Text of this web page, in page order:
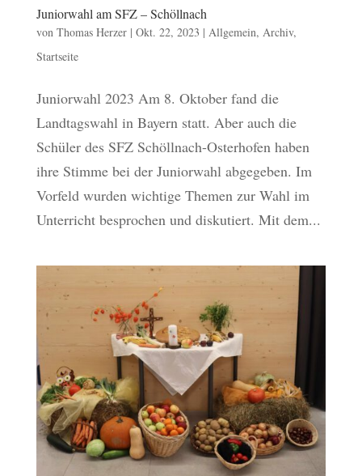
Juniorwahl am SFZ – Schöllnach
von Thomas Herzer| Okt. 22, 2023 | Allgemein, Archiv,
Startseite
Juniorwahl 2023 Am 8. Oktober fand die
Landtagswahl in Bayern statt. Aber auch die
Schüler des SFZ Schöllnach-Osterhofen haben
ihre Stimme bei der Juniorwahl abgegeben. Im
Vorfeld wurden wichtige Themen zur Wahl im
Unterricht besprochen und diskutiert. Mit dem...